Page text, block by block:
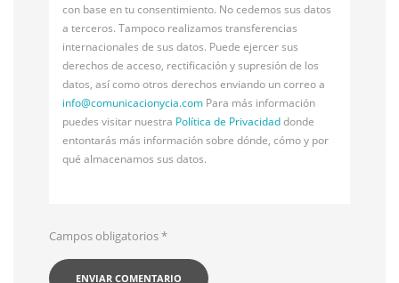
con base en tu consentimiento. No cedemos sus datos
a terceros. Tampoco realizamos transferencias
internacionales de sus datos. Puede ejercer sus
derechos de acceso, rectificación y supresión de los
datos, así como otros derechos enviando un correo a
info@comunicacionycia.com Para más información
puedes visitar nuestra Política de Privacidaddonde
entontarás más información sobre dónde, cómo y por
qué almacenamos sus datos.
Campos obligatorios*